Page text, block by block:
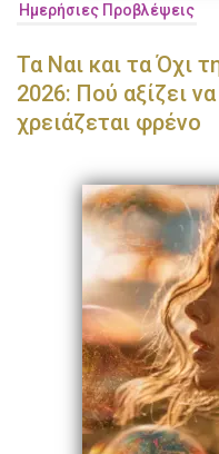
Ημερήσιες Προβλέψεις
Τα Ναι και τα Όχι
2026: Πού αξίζει
χρειάζεται φρένο